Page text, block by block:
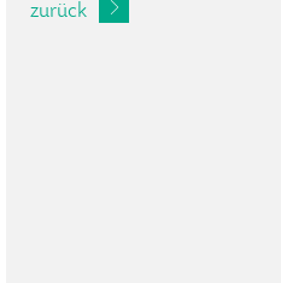
zurück